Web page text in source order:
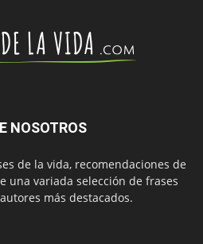
NOSOTROS
de la vida, recomendaciones de
una variada selección de frases
más destacados.